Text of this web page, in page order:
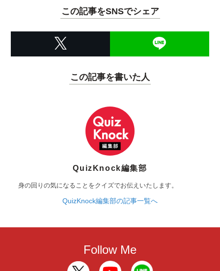
この記事をSNSでシェア
この記事を書いた人
QuizKnock編集部
身の回りの気になることをクイズでお伝えいたします。
QuizKnock編集部の記事一覧へ
Follow Me